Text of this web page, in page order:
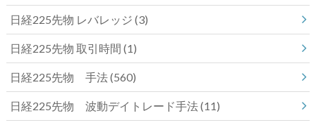
日経225先物 レバレッジ (3)
日経225先物 取引時間 (1)
日経225先物 手法(560)
日経225先物 波動デイトレード手法(11)